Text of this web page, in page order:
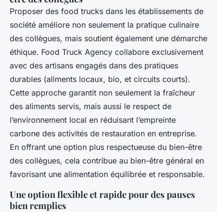
Proposer des food trucks dans les établissements de
société améliore non seulement la pratique culinaire
des collègues, mais soutient également une démarche
éthique. Food Truck Agency collabore exclusivement
avec des artisans engagés dans des pratiques
durables (aliments locaux, bio, et circuits courts).
Cette approche garantit non seulement la fraîcheur
des aliments servis, mais aussi le respect de
l’environnement local en réduisant l’empreinte
carbone des activités de restauration en entreprise.
En offrant une option plus respectueuse du bien-être
des collègues, cela contribue au bien-être général en
favorisant une alimentation équilibrée et responsable.
Une option flexible et rapide pour des pauses
bien remplies